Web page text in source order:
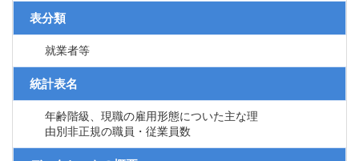
表分類
就業者等
統計表名
年齢階級、現職の雇用形態についた主な理
由別非正規の職員・従業員数